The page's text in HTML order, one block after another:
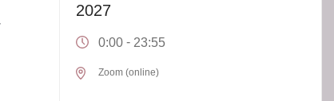
2027
0:00 - 23:55
Zoom (online)